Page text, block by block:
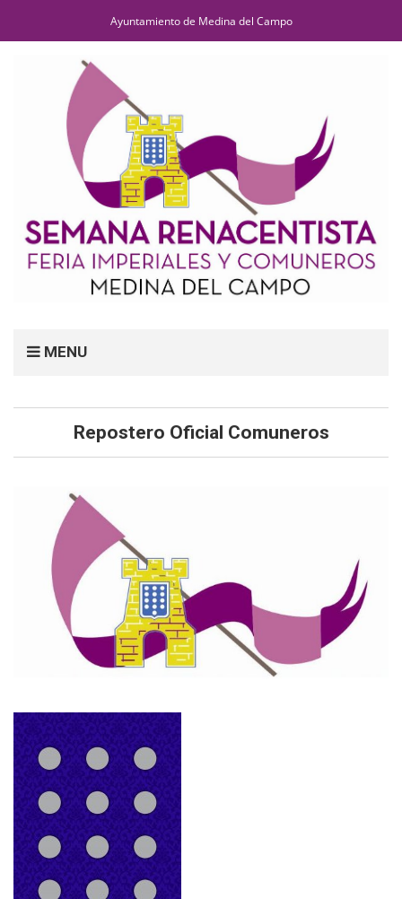
Ayuntamiento de Medina del Campo
MENU
Repostero Oficial Comuneros